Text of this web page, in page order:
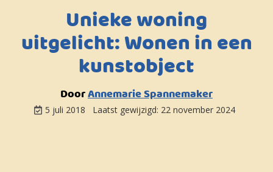
Unieke woning
uitgelicht: Wonen in een
kunstobject
DoorAnnemarie Spannemaker
5 juli 2018 Laatst gewijzigd: 22 november 2024